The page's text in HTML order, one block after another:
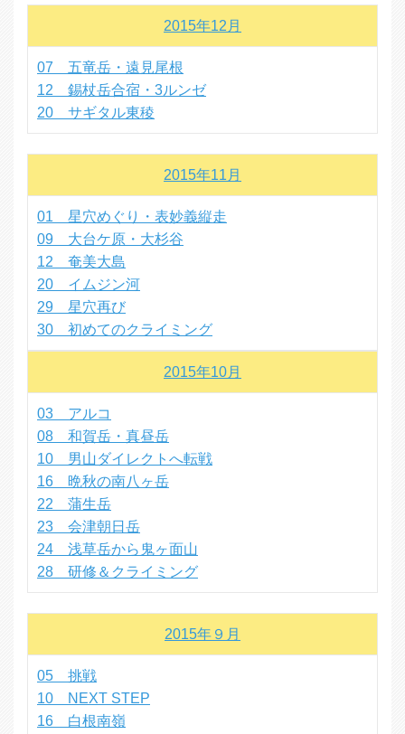
2015年12月
07 五竜岳・遠見尾根
12 錫杖岳合宿・3ルンゼ
20 サギタル東稜
2015年11月
01 星穴めぐり・表妙義縦走
09 大台ケ原・大杉谷
12 奄美大島
20 イムジン河
29 星穴再び
30 初めてのクライミング
2015年10月
03 アルコ
08 和賀岳・真昼岳
10 男山ダイレクトへ転戦
16 晩秋の南八ヶ岳
22 蒲生岳
23 会津朝日岳
24 浅草岳から鬼ヶ面山
28 研修＆クライミング
2015年９月
05 挑戦
10 NEXT STEP
16 白根南嶺